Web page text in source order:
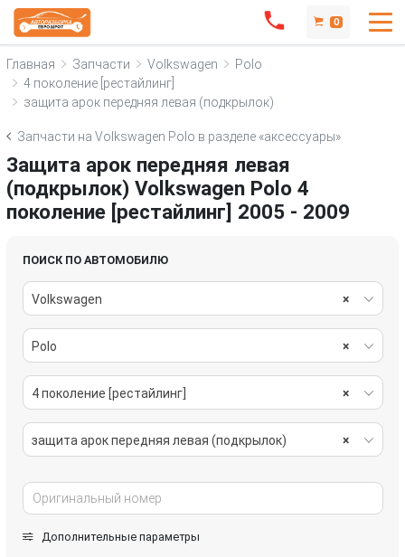
0
Главная Запчасти Volkswagen
Polo
4 поколение [рестайлинг]
защита арок передняя левая (подкрылок)
Запчасти на Volkswagen Polo в разделе «аксессуары»
Защита арок передняя левая
(подкрылок) Volkswagen Polo 4
поколение [рестайлинг] 2005 - 2009
ПОИСК ПО АВТОМОБИЛЮ
×
Volkswagen
×
Polo
×
4 поколение [рестайлинг]
×
защита арок передняя левая (подкрылок)
Дополнительные параметры